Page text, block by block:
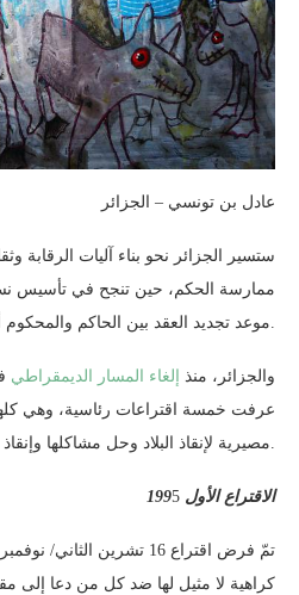
عادل بن تونسي – الجزائر
ستسير الجزائر نحو بناء آليات الرقابة
ممارسة الحكم، حين تنجح في تأسيس
موعد تجديد العقد بين الحاكم والمحكوم أو تمديده أو فسخه.
والجزائر، منذ إلغاء المسار الديمقراطي
عرفت خمسة اقتراعات رئاسية، وهي
مصيرية لإنقاذ البلاد وحل مشاكلها وإنقاذ الجيش من الأزمة.
الاقتراع الأول 199 5
كراهية لا مثيل لها ضد كل من دعا إلى